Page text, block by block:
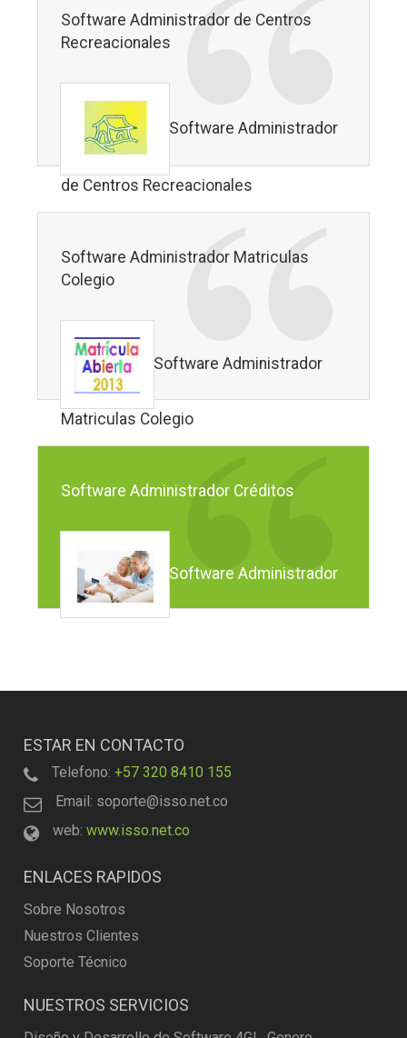
Software Administrador de Centros
Recreacionales
Software Administrador
de Centros Recreacionales
Software Administrador Matriculas
Colegio
Software Administrador
Matriculas Colegio
Software Administrador Créditos
Software Administrador
ESTAR EN CONTACTO
Telefono:+57 320 8410 155
Email: soporte@isso.net.co
web:www.isso.net.co
ENLACES RAPIDOS
Sobre Nosotros
Nuestros Clientes
Soporte Técnico
NUESTROS SERVICIOS